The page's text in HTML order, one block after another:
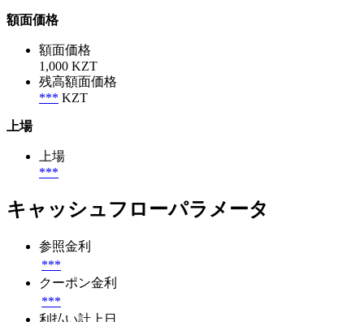
額面価格
額面価格
1,000 KZT
残高額面価格
*** KZT
上場
上場
***
キャッシュフローパラメータ
参照金利
***
クーポン金利
***
利払い計上日